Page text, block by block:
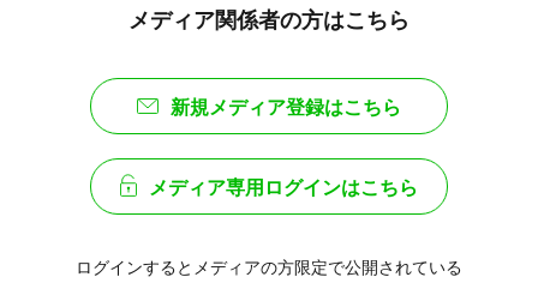
メディア関係者の方はこちら
新規メディア登録はこちら
メディア専用ログインはこちら
ログインするとメディアの方限定で公開されている